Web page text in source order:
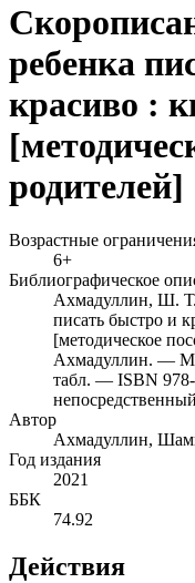
ребенка
красиво :
родителей]
Возрастные
6+
Библиографическое
Ахмадуллин, Ш. Т.
писать быстро и
[методическое
Ахмадуллин. —
табл. — ISBN
непосредственный
Автор
Ахмадуллин,
Год издания
2021
ББК
74.92
Действия